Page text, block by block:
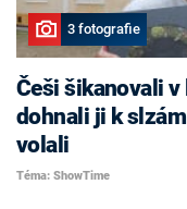
3 fotografie
Češi šikanovali
dohnali ji k
volali
Téma: ShowTime